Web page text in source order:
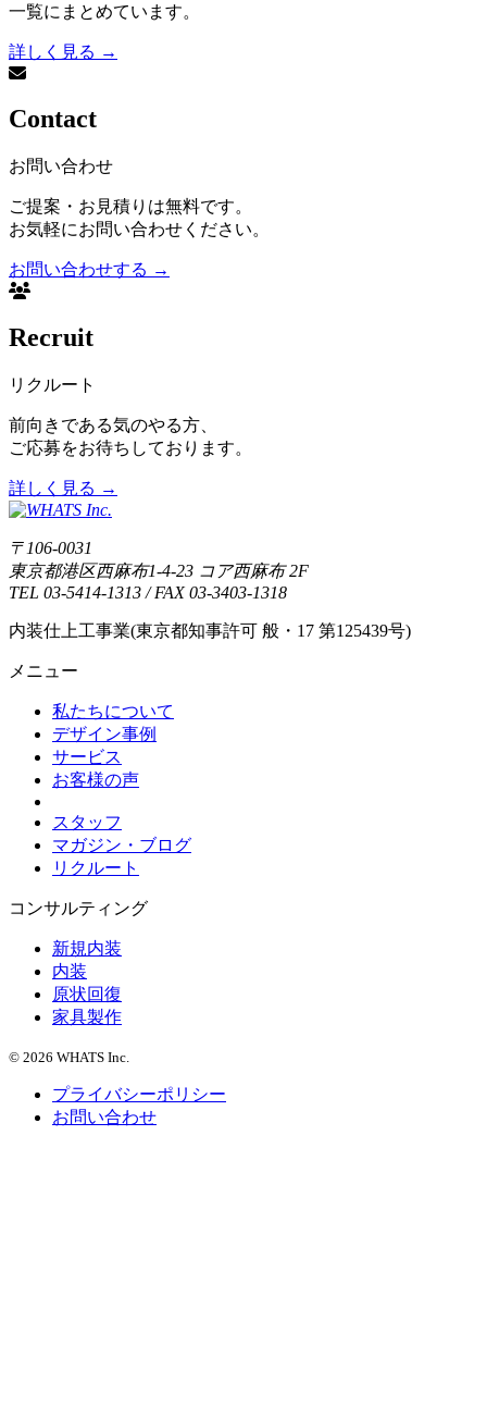
一覧にまとめています。
詳しく見る →
Contact
お問い合わせ
ご提案・お見積りは無料です。
お気軽にお問い合わせください。
お問い合わせする →
Recruit
リクルート
前向きである気のやる方、
ご応募をお待ちしております。
詳しく見る →
〒106-0031
東京都港区西麻布1-4-23 コア西麻布 2F
TEL 03-5414-1313 / FAX 03-3403-1318
内装仕上工事業(東京都知事許可 般・17 第125439号)
メニュー
私たちについて
デザイン事例
サービス
お客様の声
スタッフ
マガジン・ブログ
リクルート
コンサルティング
新規内装
内装
原状回復
家具製作
© 2026 WHATS Inc.
プライバシーポリシー
お問い合わせ